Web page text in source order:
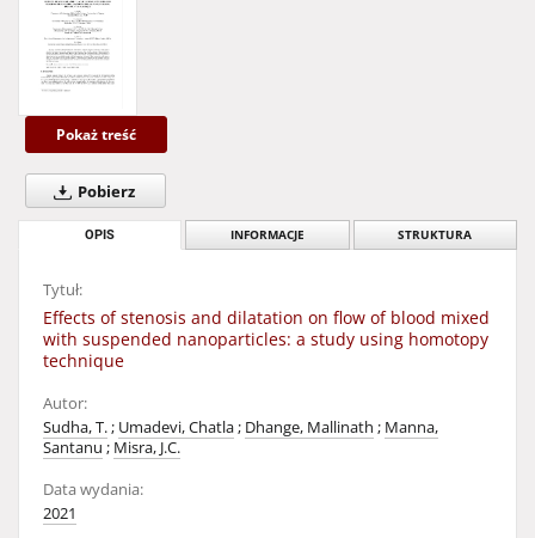
Pokaż treść
Pobierz
OPIS INFORMACJE STRUKTURA
Tytuł:
Effects of stenosis and dilatation on flow of blood mixed
with suspended nanoparticles: a study using homotopy
technique
Autor:
Sudha, T.; Umadevi, Chatla; Dhange, Mallinath ; Manna,
Santanu ; Misra, J.C.
Data wydania:
2021